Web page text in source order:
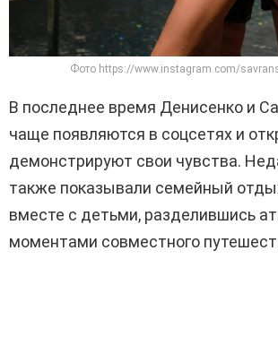
Фото https://www.instagram.com/
В последнее время Денисенко и
чаще появляются в соцсетях и
демонстрируют свои чувства.
также показывали семейный
вместе с детьми, разделившись
моментами совместного